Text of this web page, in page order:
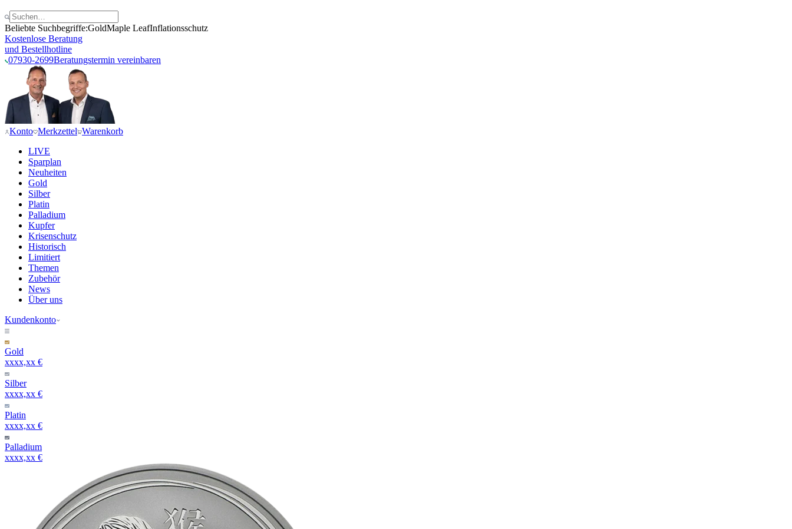
Beliebte Suchbegriffe:GoldMaple LeafInflationsschutz
Kostenlose Beratung
und Bestellhotline
07930-2699Beratungstermin vereinbaren
Konto Merkzettel Warenkorb
LIVE
Sparplan
Neuheiten
Gold
Silber
Platin
Palladium
Kupfer
Krisenschutz
Historisch
Limitiert
Themen
Zubehör
News
Über uns
Kundenkonto
Gold
xxxx,xx €
Silber
xxxx,xx €
Platin
xxxx,xx €
Palladium
xxxx,xx €